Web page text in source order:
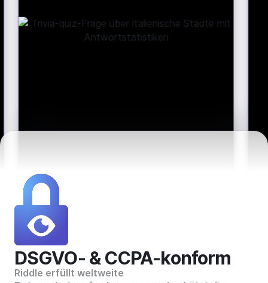
DSGVO- & CCPA-konform
Riddle erfüllt weltweite